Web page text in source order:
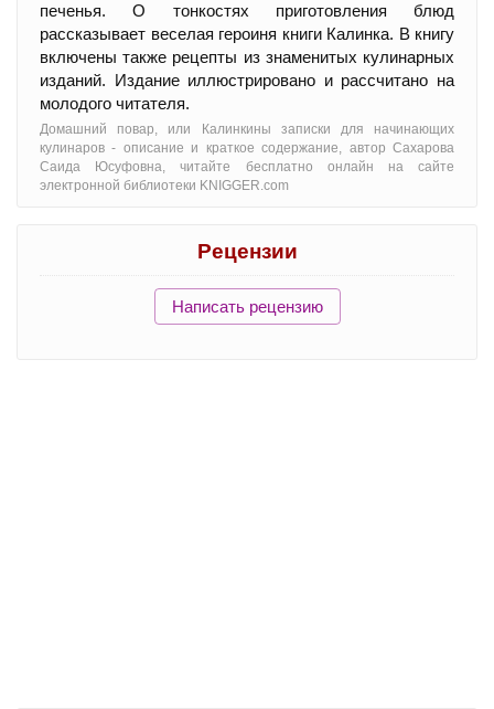
печенья. О тонкостях приготовления блюд
рассказывает веселая героиня книги Калинка. В книгу
включены также рецепты из знаменитых кулинарных
изданий. Издание иллюстрировано и рассчитано на
молодого читателя.
Домашний повар, или Калинкины записки для начинающих
кулинаров - oписание и краткое содержание, автор Сахарова
Саида Юсуфовна, читайте бесплатно онлайн на сайте
электронной библиотеки KNIGGER.com
Рецензии
Написать рецензию